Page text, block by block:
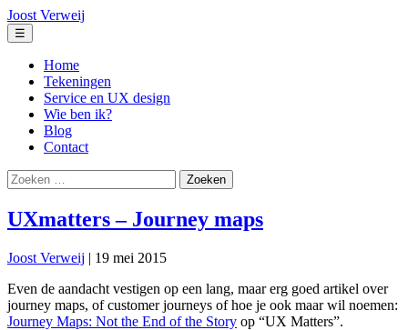
Ga
naar
de
inhoud
Joost Verweij
☰
Home
Tekeningen
Service en UX design
Wie ben ik?
Blog
Contact
Zoeken
naar:
UXmatters – Journey maps
Joost Verweij | 19 mei 2015
Even de aandacht vestigen op een lang, maar erg goed artikel over
journey maps, of customer journeys of hoe je ook maar wil noemen:
Journey Maps: Not the End of the Story op “UX Matters”.